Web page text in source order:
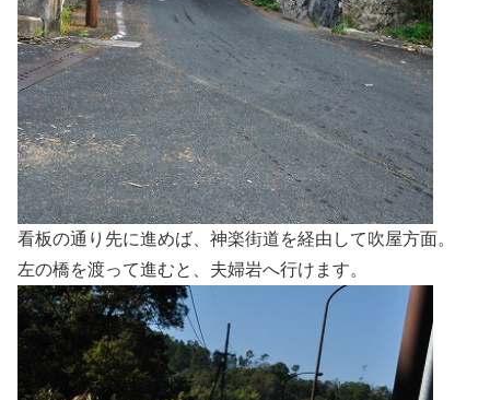
看板の通り先に進めば、神楽街道を経由して吹屋方面。
左の橋を渡って進むと、夫婦岩へ行けます。